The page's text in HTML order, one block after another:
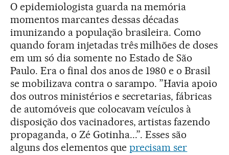
O epidemiologista guarda na memória
momentos marcantes dessas décadas
imunizando a população brasileira. Como
quando foram injetadas três milhões de doses
em um só dia somente no Estado de São
Paulo. Era o final dos anos de 1980 e o Brasil
se mobilizava contra o sarampo. ”Havia apoio
dos outros ministérios e secretarias, fábricas
de automóveis que colocavam veículos à
disposição dos vacinadores, artistas fazendo
propaganda, o Zé Gotinha...”. Esses são
alguns dos elementos que precisam ser